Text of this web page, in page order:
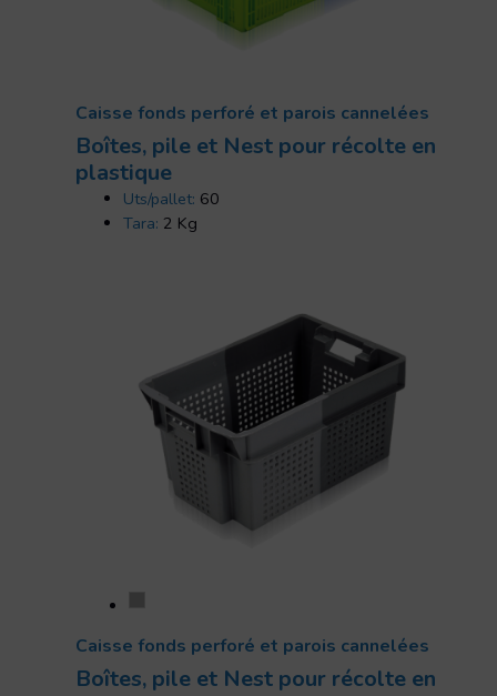
Caisse fonds perforé et parois cannelées
Boîtes, pile et Nest pour récolte en
plastique
Uts/pallet: 60
Tara: 2 Kg
Caisse fonds perforé et parois cannelées
Boîtes, pile et Nest pour récolte en